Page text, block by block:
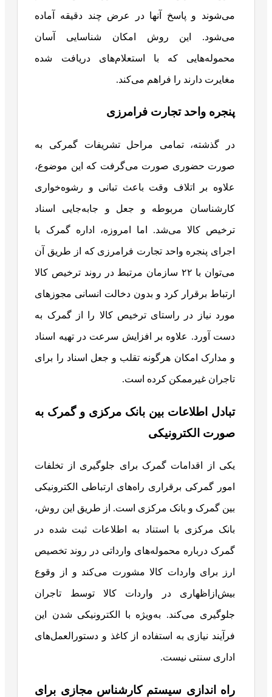
می‌شوند و پاسخ آنها در عرض چند دقیقه آماده
می‌شود. این روش امکان شناسایی آسان
محموله‌هایی که با استعلام‌های دریافت شده
مغایرت دارند را فراهم می‌کند.
پنجره واحد تجارت فرامرزی
در گذشته، تمامی مراحل تشریفات گمرکی به
صورت حضوری صورت می‌گرفت که این موضوع،
علاوه بر اتلاف وقت باعث تبانی و رشوه‌خواری
کارشناسان مربوطه و جعل و جابه‌جایی اسناد
ترخیص کالا می‌شد. اما امروزه، اداره گمرک با
اجرای پنجره واحد تجارت فرامرزی که از طریق آن
می‌توان با ۲۲ سازمان مرتبط در روند ترخیص کالا
ارتباط برقرار کرد و بدون دخالت انسانی مجوزهای
مورد نیاز در راستای ترخیص کالا را از گمرک به
دست آورد. علاوه بر افزایش سرعت در تهیه اسناد
و مدارک امکان هرگونه تقلب و جعل اسناد را برای
تاجران غیرممکن کرده است.
تبادل اطلاعات بین بانک مرکزی و گمرک به
صورت الکترونیکی
یکی از اقدامات گمرک برای جلوگیری از تخلفات
امور گمرکی برقراری راه‌های ارتباطی الکترونیکی
بین گمرک و بانک مرکزی است. از طریق این روش،
بانک مرکزی با استناد به اطلاعات ثبت شده در
گمرک درباره محموله‌های وارداتی در روند تخصیص
ارز برای واردات کالا مشورت می‌کند و از وقوع
بیش‌ازاظهاری در واردات کالا توسط تاجران
جلوگیری می‌کند. به‌ویژه با الکترونیکی شدن این
فرآیند نیازی به استفاده از کاغذ و دستورالعمل‌های
اداری سنتی نیست.
راه اندازی سیستم کارشناس مجازی برای